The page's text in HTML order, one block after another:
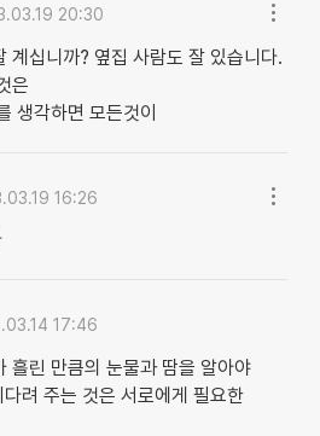
20:30
계십니까? 옆집 사람도 잘 있습니다.
은
생각하면 모든것이
16:26
17:46
흘린 만큼의 눈물과 땀을 알아야
려 주는 것은 서로에게 필요한